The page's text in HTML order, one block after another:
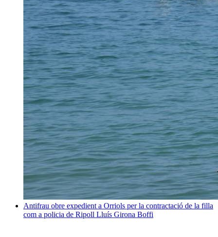
Antifrau obre expedient a Orriols per la contractació de la filla
com a policia de Ripoll Lluís Girona Boffi